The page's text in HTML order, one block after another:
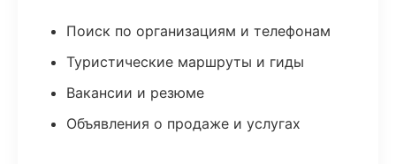
Поиск по организациям и телефонам
Туристические маршруты и гиды
Вакансии и резюме
Объявления о продаже и услугах